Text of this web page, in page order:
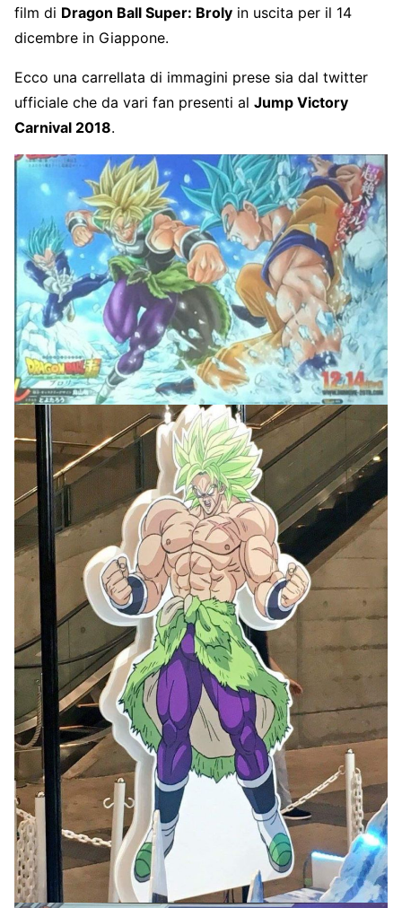
film di Dragon Ball Super: Broly in uscita per il 14
dicembre in Giappone.
Ecco una carrellata di immagini prese sia dal twitter
ufficiale che da vari fan presenti al Jump Victory
Carnival 2018.